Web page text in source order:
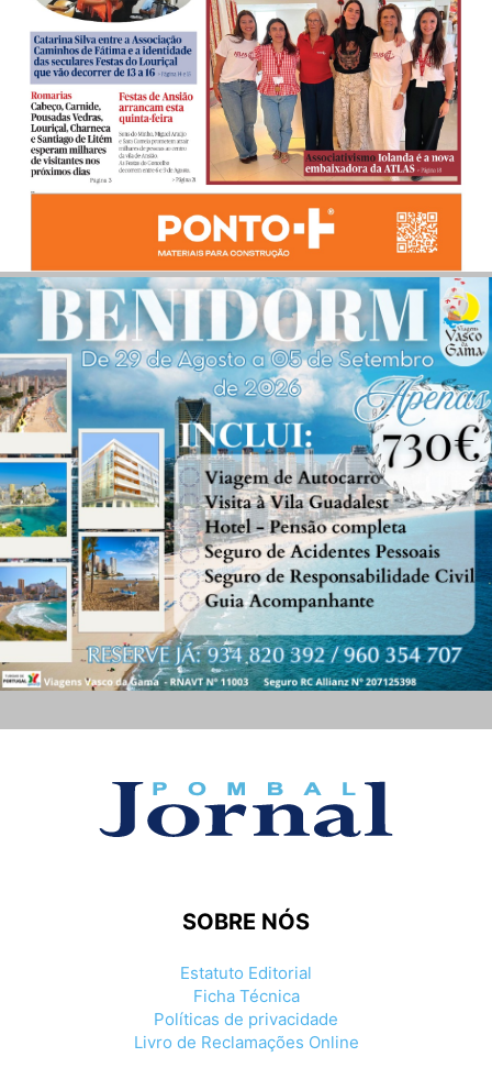
SOBRE NÓS
Estatuto Editorial
Ficha Técnica
Políticas de privacidade
Livro de Reclamações Online